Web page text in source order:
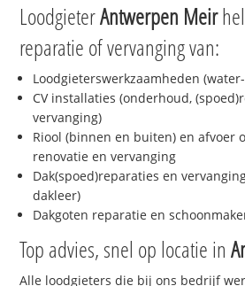
LoodgieterAntwerpen Meir
reparatie of vervanging van:
Loodgieterswerkzaamheden
CV installaties (onderhoud,
vervanging)
Riool (binnen en buiten) en afvoer
renovatie en vervanging
Dak(spoed)reparaties en
dakleer)
Dakgoten reparatie en
Top advies, snel op locatie in
Alle loodgieters die bij ons bedrijf